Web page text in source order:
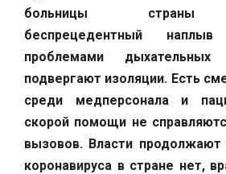
больницы страны
беспрецедентный
проблемами
подвергают изоляции. Есть
среди медперсонала и
скорой помощи не
вызовов. Власти продолжают
коронавируса в стране нет,